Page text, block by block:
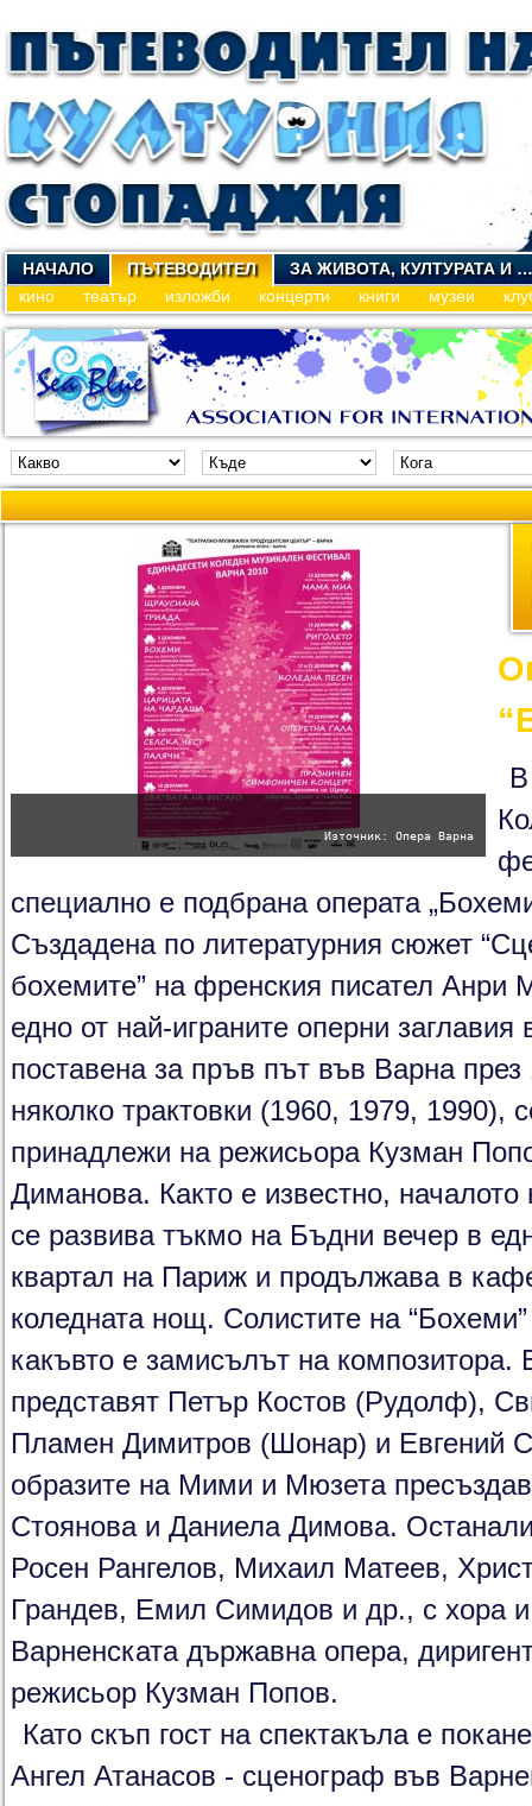
НАЧАЛО ПЪТЕВОДИТЕЛ
ЗА ЖИВОТА, КУЛТУРАТА И …
кино
театър изложби концерти книги музеи
Източник: Опера Варна
специално е подбрана операта
Създадена по литературния сюжет
бохемите” на френския писател
едно от най-играните оперни заглавия
поставена за пръв път във Варна
няколко трактовки (1960, 1979, 1990),
принадлежи на режисьора Кузман
Диманова. Както е известно, началото
се развива тъкмо на Бъдни вечер в
квартал на Париж и продължава в
коледната нощ. Солистите на
какъвто е замисълът на композитора.
представят Петър Костов (Рудолф),
Пламен Димитров (Шонар) и Евгений
образите на Мими и Мюзета
Стоянова и Даниела Димова.
Росен Рангелов, Михаил Матеев,
Грандев, Емил Симидов и др., с хора и
Варненската държавна опера,
режисьор Кузман Попов.
Като скъп гост на спектакъла е
Ангел Атанасов - сценограф във